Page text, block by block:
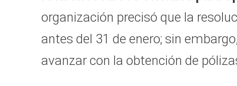
organización precisó que la
antes del 31 de enero; sin
avanzar con la obtención de